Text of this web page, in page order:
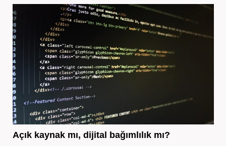
Açık kaynak mı, dijital bağımlılık mı?